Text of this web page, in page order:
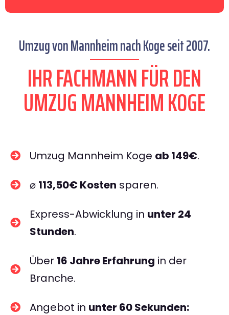
Umzug von Mannheim nach Koge seit 2007.
IHR FACHMANN FÜR DEN
UMZUG MANNHEIM KOGE
Umzug Mannheim Koge ab 149€.
⌀ 113,50€ Kosten sparen.
Express-Abwicklung in unter 24
Stunden.
Über 16 Jahre Erfahrung in der
Branche.
Angebot in unter 60 Sekunden: